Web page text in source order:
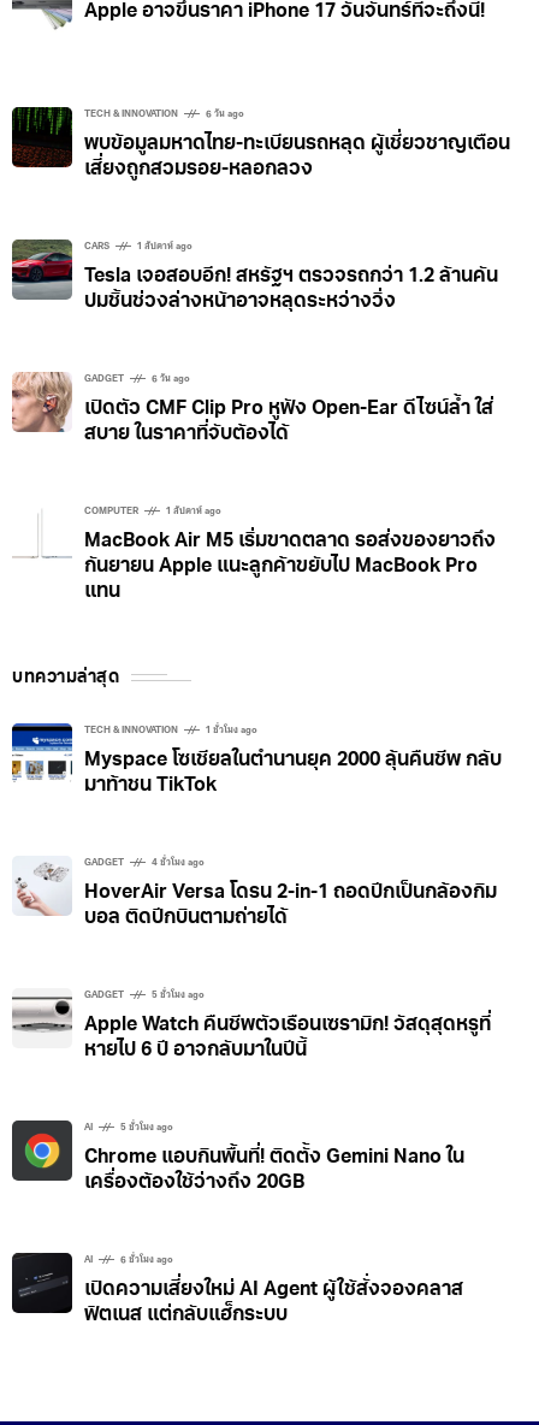
Apple อาจขึ้นราคา iPhone 17 วันจันทร์ที่จะถึงนี้!
TECH & INNOVATION 6 วัน ago
พบข้อมูลมหาดไทย-ทะเบียนรถหลุด ผู้เชี่ยวชาญเตือน
เสี่ยงถูกสวมรอย-หลอกลวง
CARS 1 สัปดาห์ ago
Tesla เจอสอบอีก! สหรัฐฯ ตรวจรถกว่า 1.2 ล้านคัน
ปมชิ้นช่วงล่างหน้าอาจหลุดระหว่างวิ่ง
GADGET 6 วัน ago
เปิดตัว CMF Clip Pro หูฟัง Open-Ear ดีไซน์ล้ำ ใส่
สบาย ในราคาที่จับต้องได้
COMPUTER 1 สัปดาห์ ago
MacBook Air M5 เริ่มขาดตลาด รอส่งของยาวถึง
กันยายน Apple แนะลูกค้าขยับไป MacBook Pro
แทน
บทความล่าสุด
TECH & INNOVATION 1 ชั่วโมง ago
Myspace โซเชียลในตำนานยุค 2000 ลุ้นคืนชีพ กลับ
มาท้าชน TikTok
GADGET 4 ชั่วโมง ago
HoverAir Versa โดรน 2-in-1 ถอดปีกเป็นกล้องกิม
บอล ติดปีกบินตามถ่ายได้
GADGET 5 ชั่วโมง ago
Apple Watch คืนชีพตัวเรือนเซรามิก! วัสดุสุดหรูที่
หายไป 6 ปี อาจกลับมาในปีนี้
AI 5 ชั่วโมง ago
Chrome แอบกินพื้นที่! ติดตั้ง Gemini Nano ใน
เครื่องต้องใช้ว่างถึง 20GB
AI 6 ชั่วโมง ago
เปิดความเสี่ยงใหม่ AI Agent ผู้ใช้สั่งจองคลาส
ฟิตเนส แต่กลับแฮ็กระบบ